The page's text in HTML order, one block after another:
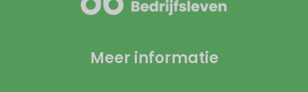
Meer informatie